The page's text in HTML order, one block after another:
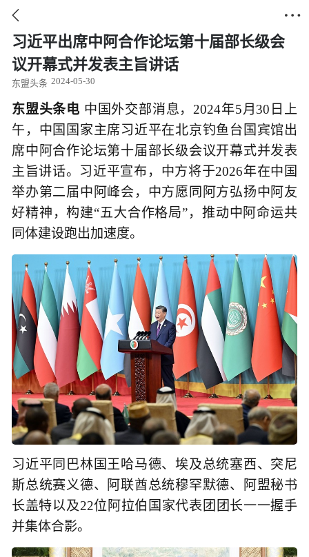
 
习近平出席中阿合作论坛第十届部长级会
议开幕式并发表主旨讲话
东盟头条 2024-05-30
东盟头条电 中国外交部消息，2024年5月30日上
午，中国国家主席习近平在北京钓鱼台国宾馆出
席中阿合作论坛第十届部长级会议开幕式并发表
主旨讲话。习近平宣布，中方将于2026年在中国
举办第二届中阿峰会，中方愿同阿方弘扬中阿友
好精神，构建“五大合作格局”，推动中阿命运共
同体建设跑出加速度。
习近平同巴林国王哈马德、埃及总统塞西、突尼
斯总统赛义德、阿联酋总统穆罕默德、阿盟秘书
长盖特以及22位阿拉伯国家代表团团长一一握手
并集体合影。